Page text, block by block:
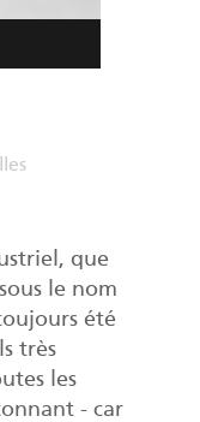
que
le nom
été
très
les
- car